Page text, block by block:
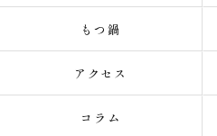
もつ鍋
アクセス
コラム